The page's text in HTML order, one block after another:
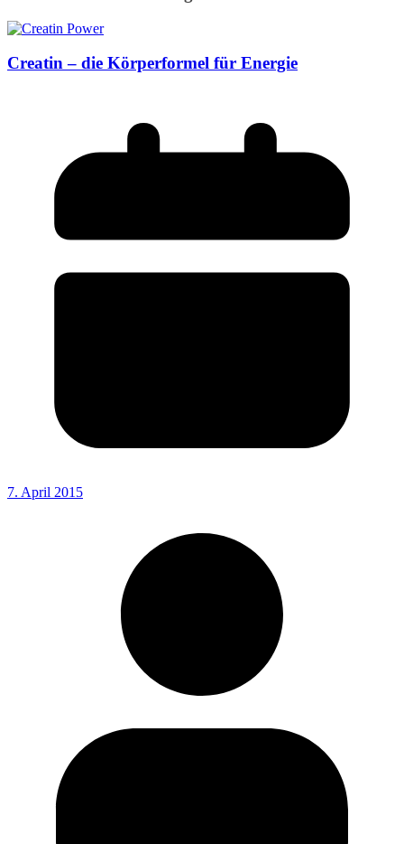
Creatin – die Körperformel für Energie
7. April 2015